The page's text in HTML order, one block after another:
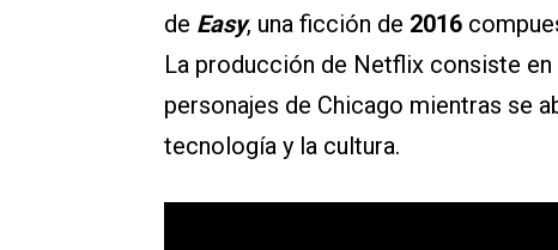
de Easy, una ficción de 2016
La producción de Netflix consiste
personajes de Chicago mientras se
tecnología y la cultura.